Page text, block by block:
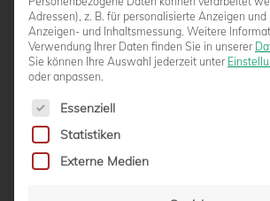
Adressen), z. B. für personalisierte Anzeigen und
Anzeigen- und Inhaltsmessung. Weitere
Verwendung Ihrer Daten finden Sie in unserer
Sie können Ihre Auswahl jederzeit unter
oder anpassen.
Es folgt eine Liste der Service-Gruppen,
Essenziell
Statistiken
Externe Medien